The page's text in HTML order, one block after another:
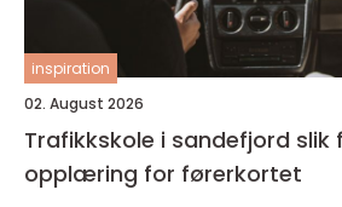
inspiration
02. August 2026
Trafikkskole i sandefjord slik finner du riktig
opplæring for førerkortet